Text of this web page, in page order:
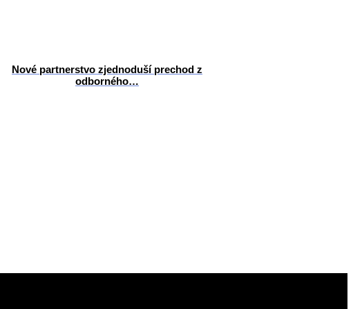
Nové partnerstvo zjednoduší prechod z
odborného…